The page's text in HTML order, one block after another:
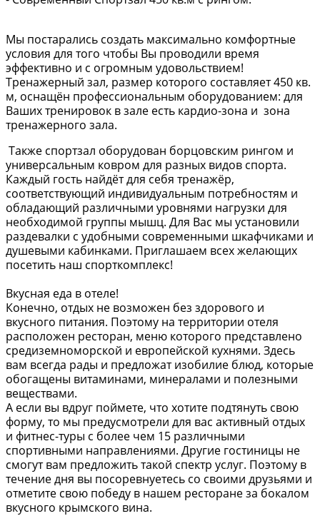
Мы постарались создать максимально комфортные
условия для того чтобы Вы проводили время
эффективно и с огромным удовольствием!
Тренажерный зал, размер которого составляет 450 кв.
м, оснащён профессиональным оборудованием: для
Ваших тренировок в зале есть кардио-зона и зона
тренажерного зала.
Также спортзал оборудован борцовским рингом и
универсальным ковром для разных видов спорта.
Каждый гость найдёт для себя тренажёр,
соответствующий индивидуальным потребностям и
обладающий различными уровнями нагрузки для
необходимой группы мышц. Для Вас мы установили
раздевалки с удобными современными шкафчиками и
душевыми кабинками. Приглашаем всех желающих
посетить наш спорткомплекс!
Вкусная еда в отеле!
Конечно, отдых не возможен без здорового и
вкусного питания. Поэтому на территории отеля
расположен ресторан, меню которого представлено
средиземноморской и европейской кухнями. Здесь
вам всегда рады и предложат изобилие блюд, которые
обогащены витаминами, минералами и полезными
веществами.
А если вы вдруг поймете, что хотите подтянуть свою
форму, то мы предусмотрели для вас активный отдых
и фитнес-туры с более чем 15 различными
спортивными направлениями. Другие гостиницы не
смогут вам предложить такой спектр услуг. Поэтому в
течение дня вы посоревнуетесь со своими друзьями и
отметите свою победу в нашем ресторане за бокалом
вкусного крымского вина.